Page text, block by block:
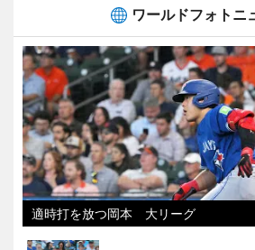
ワールドフォトニ
適時打を放つ岡本 大リーグ